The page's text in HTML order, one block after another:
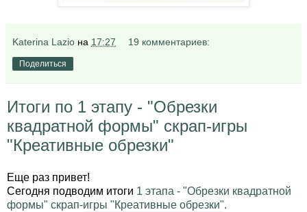
Katerina Lazio на 17:27 19 комментариев:
Поделиться
Итоги по 1 этапу - "Обрезки
квадратной формы" скрап-игры
"Креативные обрезки"
Еще раз привет!
Сегодня подводим итоги 1 этапа - "Обрезки квадратной
формы" скрап-игры "Креативные обрезки".